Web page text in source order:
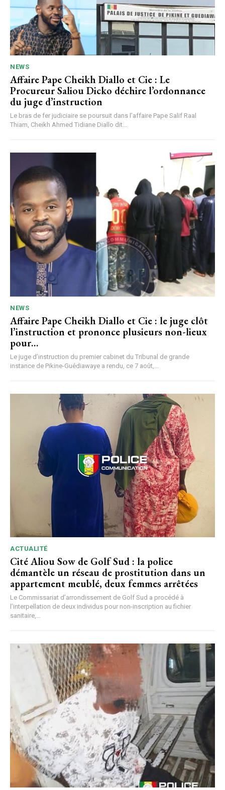
NEWS
Affaire Pape Cheikh Diallo et Cie : Le
Procureur Saliou Dicko déchire l’ordonnance
du juge d’instruction
Le bras de fer judiciaire se poursuit dans l’affaire Pape Salif Raal
Thiam, Cheikh Ahmed Tidiane Diallo dit...
NEWS
Affaire Pape Cheikh Diallo et Cie : le juge clôt
l’instruction et prononce plusieurs non-lieux
pour…
Le juge d’instruction du premier cabinet du Tribunal de grande
instance de Pikine-Guédiawaye a rendu, ce 7 août,...
ACTUALITÉ
Cité Aliou Sow de Golf Sud : la police
démantèle un réseau de prostitution dans un
appartement meublé, deux femmes arrêtées
Le Commissariat d’arrondissement de Golf Sud a procédé à
l’interpellation de deux individus pour non-inscription au fichier
sanitaire,...